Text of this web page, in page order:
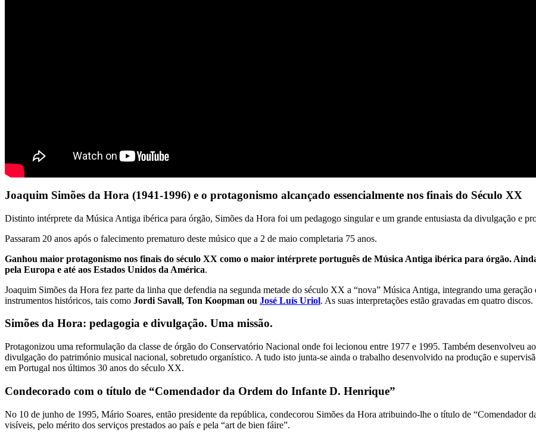
Joaquim Simões da Hora (1941-1996) e o protagonismo alcançado essencialmente nos finais do Século XX
Distinto intérprete da Música Antiga ibérica para órgão, Simões da Hora foi um pedagogo singular e um grande entusiasta da divulgação e
Passaram 20 anos após o falecimento prematuro deste músico que a 2 de maio completaria 75 anos.
Ganhou maior protagonismo nos finais do século XX como o maior intérprete português de Música Antiga ibérica para órgão.
pela Europa e até aos Estados Unidos da América.
Joaquim Simões da Hora fez parte da linha que defendia na segunda metade do século XX a “nova” Música Antiga, integrando uma geração
instrumentos históricos, tais como Jordi Savall, Ton Koopman ou José Luís Uriol. As suas interpretações estão gravadas em quatro discos.
Simões da Hora: pedagogia e divulgação. Uma missão.
Protagonizou uma reformulação da classe de órgão do Conservatório Nacional onde foi lecionou entre 1977 e 1995. Também desenvolveu
divulgação do património musical nacional, sobretudo organístico. A tudo isto junta-se ainda o trabalho desenvolvido na produção e
em Portugal nos últimos 30 anos do século XX.
Condecorado com o título de “Comendador da Ordem do Infante D. Henrique”
No 10 de junho de 1995, Mário Soares, então presidente da república, condecorou Simões da Hora atribuindo-lhe o título de “Comendador
visíveis, pelo mérito dos serviços prestados ao país e pela “art de bien fáire”.